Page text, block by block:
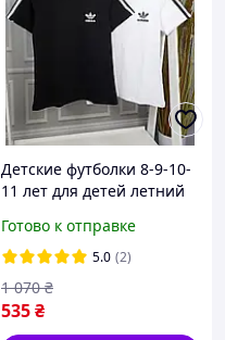
Детские футболки 8-9-10-
11 лет для детей летний
спортивная базовая
футболка на ребенка
Готово к отправке
5.0 (2)
535₴
1 070 ₴